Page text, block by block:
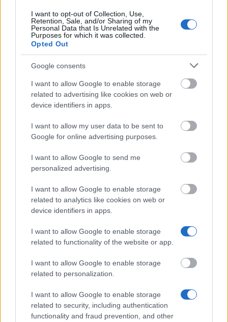
I want to opt-out of Collection, Use,
Retention, Sale, and/or Sharing of my
Personal Data that Is Unrelated with the
Purposes for which it was collected.
Opted Out
Google consents
I want to allow Google to enable storage
related to advertising like cookies on web or
device identifiers in apps.
I want to allow my user data to be sent to
Google for online advertising purposes.
I want to allow Google to send me
personalized advertising.
I want to allow Google to enable storage
related to analytics like cookies on web or
device identifiers in apps.
I want to allow Google to enable storage
related to functionality of the website or app.
I want to allow Google to enable storage
related to personalization.
I want to allow Google to enable storage
related to security, including authentication
functionality and fraud prevention, and other
Europäische Länder
Einblicke & Ratgeber
Expertenrat zu Motivationsschreiben, Visaverfahren und
deiner finanziellen Zukunft.
Alle Förderungen entdecken
The 12 Most Important Tips to Get a Scholarship
Finding a scholarship is easier than you might think. Here
are some tips on getting a scholarship, including what